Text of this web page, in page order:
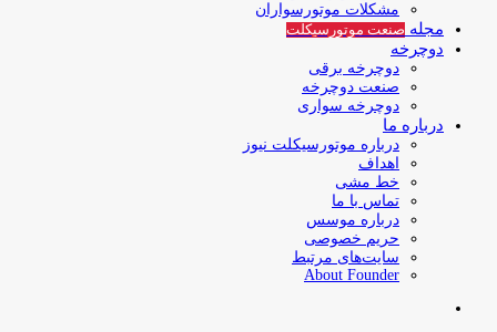
مشکلات موتورسواران
مجله صنعت موتورسیکلت
دوچرخه
دوچرخه برقی
صنعت دوچرخه
دوچرخه سواری
درباره ما
درباره موتورسیکلت نیوز
اهداف
خط مشی
تماس با ما
درباره موسس
حریم خصوصی
سایت‌های مرتبط
About Founder